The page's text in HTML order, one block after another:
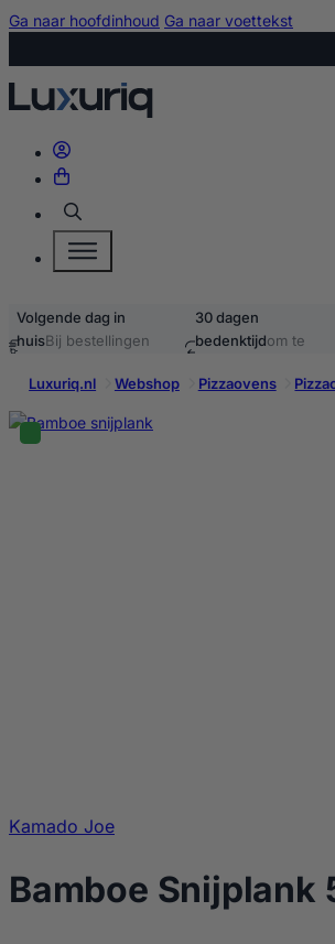
Ga naar hoofdinhoud Ga naar voettekst
Zoeken
Volgende dag in
huisBij bestellingen
30 dagen
bedenktijdom te
Luxuriq.nl
Webshop Pizzaovens
Kamado Joe
Bamboe